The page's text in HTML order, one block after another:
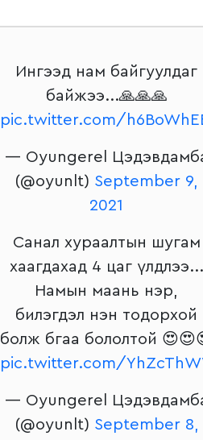
Ингээд нам байгуулдаг
байжээ...🙏🙏🙏
pic.twitter.com/
— Oyungerel
(@oyunlt) September 9,
2021
Санал хураалтын шугам
хаагдахад 4 цаг үлдлээ...
Намын маань нэр,
билэгдэл нэн тодорхой
болж бгаа бололтой
pic.twitter.com/
— Oyungerel
(@oyunlt) September 8,